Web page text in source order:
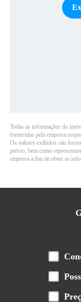
Todas as informações do
fornecidas pela empresa
Os valores exibidos são
prévio, bem como
empresa a fim de obter as